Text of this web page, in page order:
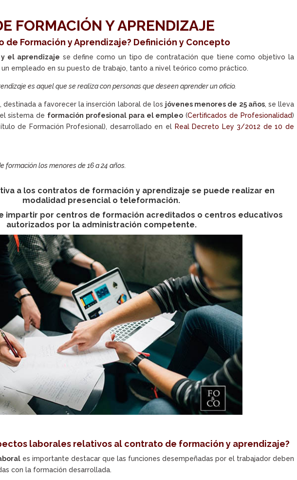
FORMACIÓN Y APRENDIZAJE
de Formación y Aprendizaje? Definición y Concepto
el aprendizaje se define como un tipo de contratación que tiene como objetivo la
empleado en su puesto de trabajo, tanto a nivel teórico como práctico.
es aquel que se realiza con personas que deseen aprender un oficio.
destinada a favorecer la inserción laboral de los jóvenes menores de 25 años, se lleva
sistema de formación profesional para el empleo (Certificados de Profesionalidad)
de Formación Profesional), desarrollado en el Real Decreto Ley 3/2012 de 10 de
formación los menores de 16 a 24 años.
a los contratos de formación y aprendizaje se puede realizar en
modalidad presencial o teleformación.
impartir por centros de formación acreditados o centros educativos
autorizados por la administración competente.
laborales relativos al contrato de formación y aprendizaje?
es importante destacar que las funciones desempeñadas por el trabajador deben
con la formación desarrollada.